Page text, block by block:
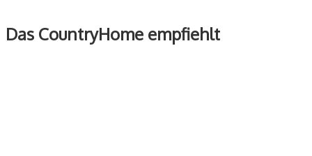
Das CountryHome empfiehlt